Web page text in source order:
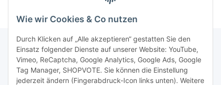
Wie wir Cookies & Co nutzen
Durch Klicken auf „Alle akzeptieren“ gestatten Sie den
Einsatz folgender Dienste auf unserer Website: YouTube,
Vimeo, ReCaptcha, Google Analytics, Google Ads, Google
Tag Manager, SHOPVOTE. Sie können die Einstellung
jederzeit ändern (Fingerabdruck-Icon links unten). Weitere
Newsletter Abonnieren